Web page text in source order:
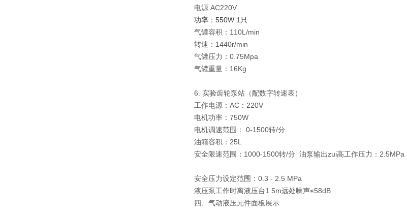
电源 AC220V
功率：550W 1只
气罐容积：110L/min
转速：1440r/min
气罐压力：0.75Mpa
气罐重量：16Kg
6. 实验齿轮泵站（配数字转速表）
工作电源：AC：220V
电机功率：750W
电机调速范围： 0-1500转/分
油箱容积：25L
安全限速范围：1000-1500转/分 油泵输出zui高工作压力：2.5MPa
安全压力设定范围：0.3 - 2.5 MPa
液压泵工作时离液压台1.5m远处噪声≤58dB
四、气动液压元件面板展示